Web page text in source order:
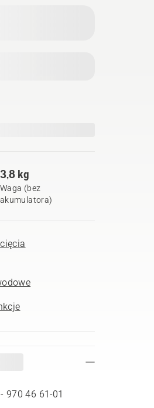
3,8 kg
Waga (bez
akumulatora)
970 46 61‑01